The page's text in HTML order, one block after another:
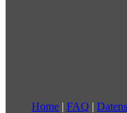
Home | FAQ |